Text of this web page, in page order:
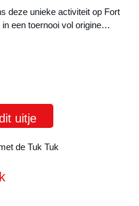
deze unieke activiteit op Fort
een toernooi vol origine…
uitje